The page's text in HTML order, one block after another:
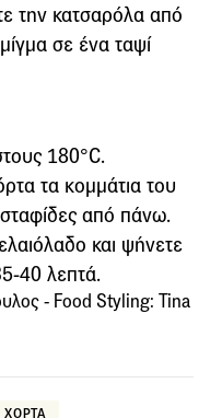
την κατσαρόλα από
σε ένα ταψί
180°C.
τα κομμάτια του
σταφίδες από πάνω.
και ψήνετε
40 λεπτά.
- Food Styling: Tina
ΧΟΡΤΑ